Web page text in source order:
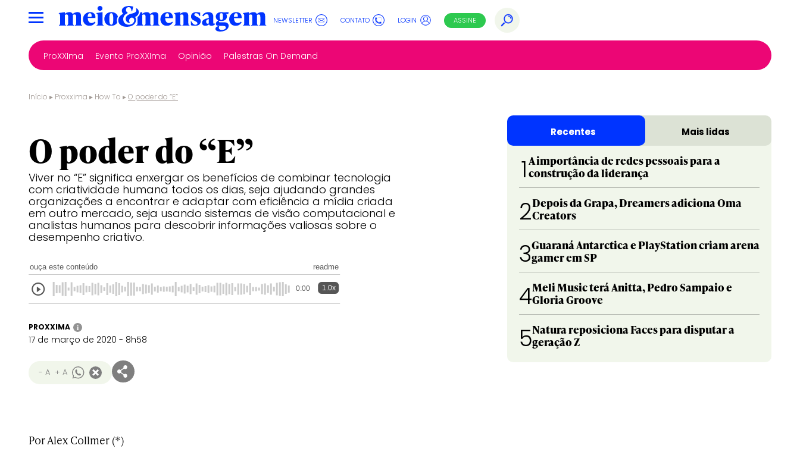
NEWSLETTER CONTATO LOGIN ASSINE
ProXXIma Evento ProXXIma Opinião Palestras On Demand
Início ▸ Proxxima ▸ How To ▸O poder do “E”
O poder do “E”
Viver no “E” significa enxergar os benefícios de combinar tecnologia
com criatividade humana todos os dias, seja ajudando grandes
organizações a encontrar e adaptar com eficiência a mídia criada
em outro mercado, seja usando sistemas de visão computacional e
analistas humanos para descobrir informações valiosas sobre o
desempenho criativo.
ouça este conteúdo readme
0:00 1.0x
PROXXIMA i
17 de março de 2020 - 8h58
- A + A
Por Alex Collmer (*)
Recentes Mais lidas
1 A importância de redes pessoais para a
construção da liderança
2Depois da Grapa, Dreamers adiciona Oma
Creators
3Guaraná Antarctica e PlayStation criam arena
gamer em SP
4Meli Music terá Anitta, Pedro Sampaio e
Gloria Groove
5Natura reposiciona Faces para disputar a
geração Z